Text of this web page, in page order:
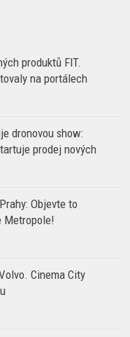
produktů FIT.
na portálech
dronovou show:
prodej nových
Objevte to
Metropole!
Cinema City